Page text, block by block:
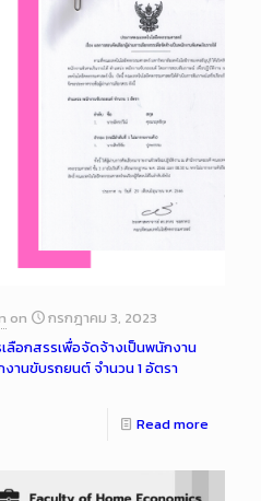
on
กรกฎาคม 3, 2023
ลือกสรรเพื่อจัดจ้างเป็นพนักงาน
านขับรถยนต์ จำนวน 1 อัตรา
Read more